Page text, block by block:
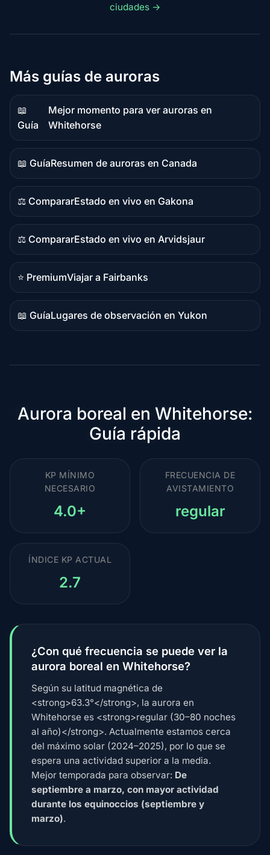
ciudades →
Más guías de auroras
📖
Guía
Contenido
de
Mejor momento para ver auroras en
Whitehorse
📖 Guía
Contenido
de
guía
Resumen de auroras en Canada
⚖️ Comparar
Contenido
comparativo
Estado en vivo en Gakona
⚖️ Comparar
Contenido
comparativo
Estado en vivo en Arvidsjaur
⭐ Premium
Destino
premium
Viajar a Fairbanks
📖 Guía
Contenido
Lugares de observación en Yukon
Aurora boreal en Whitehorse:
Guía rápida
KP MÍNIMO
NECESARIO
4.0+
FRECUENCIA DE
AVISTAMIENTO
regular
ÍNDICE KP ACTUAL
2.7
¿Con qué frecuencia se puede ver la
aurora boreal en Whitehorse?
Según su latitud magnética de
<strong>63.3°</strong>, la aurora en
Whitehorse es <strong>regular (30–80 noches
al año)</strong>. Actualmente estamos cerca
del máximo solar (2024–2025), por lo que se
espera una actividad superior a la media.
Mejor temporada para observar: De
septiembre a marzo, con mayor actividad
durante los equinoccios (septiembre y
marzo).